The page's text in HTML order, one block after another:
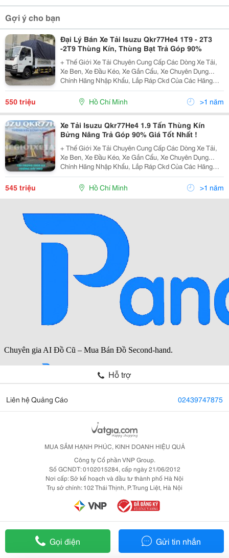
Gợi ý cho bạn
Đại Lý Bán Xe Tải Isuzu Qkr77He4 1T9 - 2T3
-2T9 Thùng Kín, Thùng Bạt Trả Góp 90%
+ Thế Giới Xe Tải Chuyên Cung Cấp Các Dòng Xe Tải,
Xe Ben, Xe Đầu Kéo, Xe Gắn Cẩu, Xe Chuyên Dụng...
Chính Hãng Nhập Khẩu, Lắp Ráp Ckd Của Các Hãng
Thương Hiệu Isuzu, Hino, Fuso, Hyundai, Daewoo,
Teraco... Cam Kết Hỗ Trợ Trả Góp Lên Đến 90% Giá Trị X
550 triệu Hồ Chí Minh >1 năm
Xe Tải Isuzu Qkr77He4 1.9 Tấn Thùng Kín
Bửng Nâng Trả Góp 90% Giá Tốt Nhất !
+ Thế Giới Xe Tải Chuyên Cung Cấp Các Dòng Xe Tải,
Xe Ben, Xe Đầu Kéo, Xe Gắn Cẩu, Xe Chuyên Dụng...
Chính Hãng Nhập Khẩu, Lắp Ráp Ckd Của Các Hãng
Thương Hiệu Isuzu, Hino, Fuso, Hyundai, Daewoo,
Teraco... Cam Kết Hỗ Trợ Trả Góp Lên Đến 90% Giá Trị X
545 triệu Hồ Chí Minh >1 năm
Gọi điện Gửi tin nhắn
Hỗ trợ
Liên hệ Quảng Cáo 02439747875
MUA SẮM HẠNH PHÚC, KINH DOANH HIỆU QUẢ
Công ty Cổ phần VNP Group.
Số GCNDT: 0102015284, cấp ngày 21/06/2012
Nơi cấp: Sở kế hoạch và đầu tư thành phố Hà Nội
Trụ sở chính: 102 Thái Thịnh, P. Trung Liệt, Hà Nội